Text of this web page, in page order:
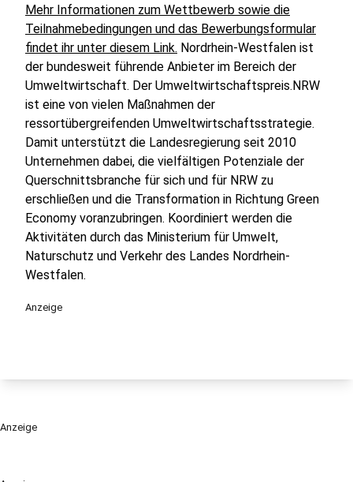
Mehr Informationen zum Wettbewerb sowie die
Teilnahmebedingungen und das Bewerbungsformular
findet ihr unter diesem Link. Nordrhein-Westfalen ist
der bundesweit führende Anbieter im Bereich der
Umweltwirtschaft. Der Umweltwirtschaftspreis.NRW
ist eine von vielen Maßnahmen der
ressortübergreifenden Umweltwirtschaftsstrategie.
Damit unterstützt die Landesregierung seit 2010
Unternehmen dabei, die vielfältigen Potenziale der
Querschnittsbranche für sich und für NRW zu
erschließen und die Transformation in Richtung Green
Economy voranzubringen. Koordiniert werden die
Aktivitäten durch das Ministerium für Umwelt,
Naturschutz und Verkehr des Landes Nordrhein-
Westfalen.
Anzeige
Anzeige